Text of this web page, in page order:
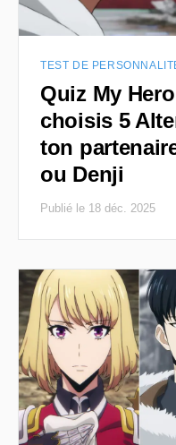
TEST DE
Quiz My
choisis 5
ton
ou Denji
Publié le 18 déc. 2025